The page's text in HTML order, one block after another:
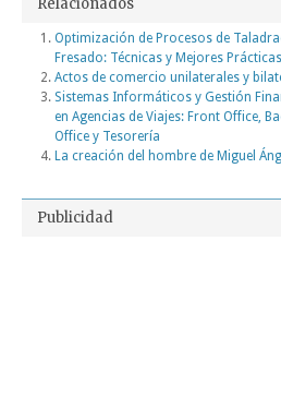
Relacionados
Optimización de Procesos de
Fresado: Técnicas y Mejores Prácticas
Actos de comercio unilaterales y
Sistemas Informáticos y Gestión
en Agencias de Viajes: Front Office,
Office y Tesorería
La creación del hombre de Miguel
Publicidad